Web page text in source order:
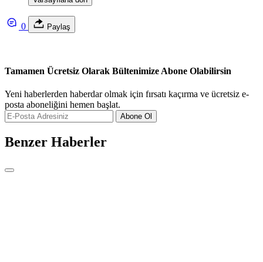
0 Paylaş
Tamamen Ücretsiz Olarak Bültenimize Abone Olabilirsin
Yeni haberlerden haberdar olmak için fırsatı kaçırma ve ücretsiz e-
posta aboneliğini hemen başlat.
Abone Ol
Benzer Haberler